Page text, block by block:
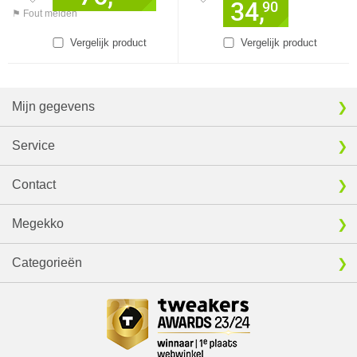
⚑ Fout melden
Vergelijk product Vergelijk product
34,90
Mijn gegevens
Service
Contact
Megekko
Categorieën